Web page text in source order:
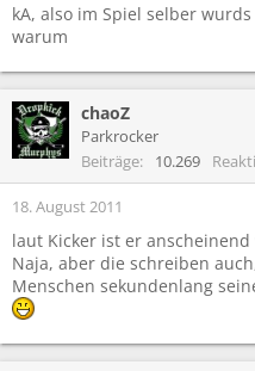
kA, also im Spiel selber
warum
chaoZ
Parkrocker
Beiträge
10.269
18. August 2011
laut Kicker ist er
Naja, aber die schreiben
Menschen sekundenlang